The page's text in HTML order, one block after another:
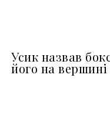
Усик назвав
його на